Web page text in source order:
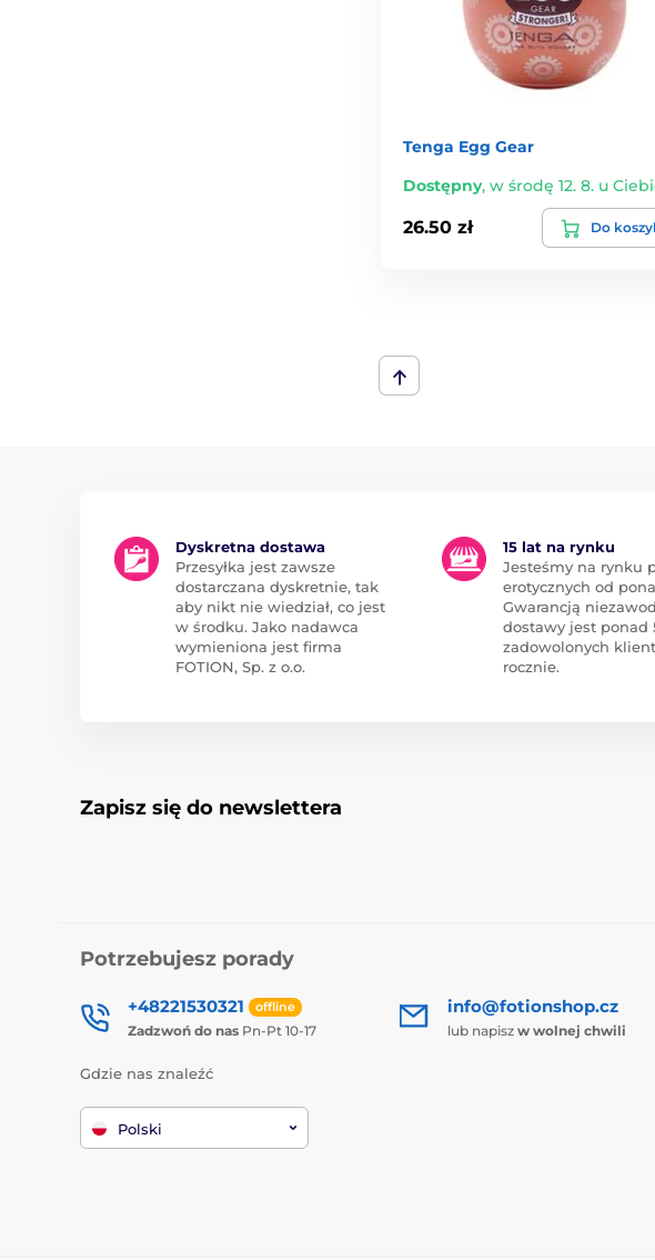
Tenga Egg Gear
Dostępny, w środę 12. 8. u
26.50 zł Do
Dyskretna dostawa
Przesyłka jest zawsze
dostarczana dyskretnie, tak
aby nikt nie wiedział, co jest
w środku. Jako nadawca
wymieniona jest firma
FOTION, Sp. z o.o.
15 lat na rynku
Jesteśmy na rynku
erotycznych od
Gwarancją
dostawy jest ponad
zadowolonych
rocznie.
Zapisz się do newslettera
Potrzebujesz porady
+48221530321 offline
Zadzwoń do nas Pn-Pt 10-17
info@fotionshop.cz
lub napisz w wolnej chwili
Gdzie nas znaleźć
Polski